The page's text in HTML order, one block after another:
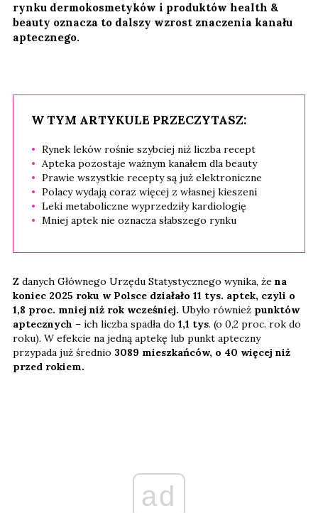
rynku dermokosmetyków i produktów health &
beauty oznacza to dalszy wzrost znaczenia kanału
aptecznego.
W TYM ARTYKULE PRZECZYTASZ:
Rynek leków rośnie szybciej niż liczba recept
Apteka pozostaje ważnym kanałem dla beauty
Prawie wszystkie recepty są już elektroniczne
Polacy wydają coraz więcej z własnej kieszeni
Leki metaboliczne wyprzedziły kardiologię
Mniej aptek nie oznacza słabszego rynku
Z danych Głównego Urzędu Statystycznego wynika, że na
koniec 2025 roku w Polsce działało 11 tys. aptek, czyli o
1,8 proc. mniej niż rok wcześniej. Ubyło również punktów
aptecznych – ich liczba spadła do 1,1 tys. (o 0,2 proc. rok do
roku). W efekcie na jedną aptekę lub punkt apteczny
przypada już średnio 3089 mieszkańców, o 40 więcej niż
przed rokiem.
ad